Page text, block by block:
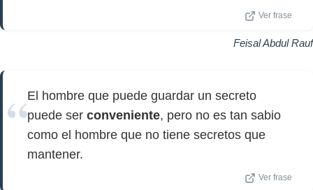
Ver frase
Feisal Abdul Rauf
El hombre que puede guardar un secreto
puede ser conveniente, pero no es tan sabio
como el hombre que no tiene secretos que
mantener.
Ver frase